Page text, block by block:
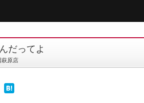
だってよ
萩原店